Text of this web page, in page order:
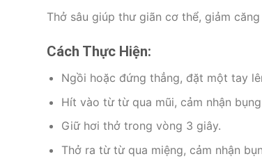
Thở sâu giúp thư giãn cơ thể, giảm
Cách Thực Hiện:
Ngồi hoặc đứng thẳng, đặt một tay
Hít vào từ từ qua mũi, cảm nhận
Giữ hơi thở trong vòng 3 giây.
Thở ra từ từ qua miệng, cảm nhận